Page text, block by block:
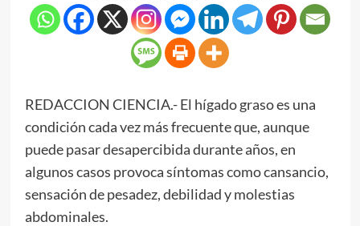
REDACCION CIENCIA.- El hígado graso es una
condición cada vez más frecuente que, aunque
puede pasar desapercibida durante años, en
algunos casos provoca síntomas como cansancio,
sensación de pesadez, debilidad y molestias
abdominales.